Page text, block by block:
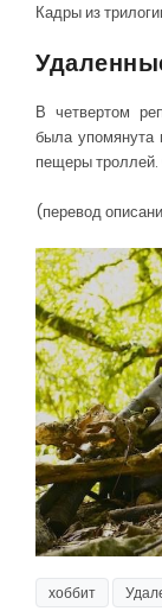
Кадры из
В четвертом
была
пещеры
(перевод
хоббит